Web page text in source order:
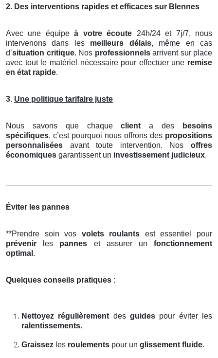
2. Des interventions rapides et efficaces sur Blennes
Avec une équipeà votre écoute 24h/24 et 7j/7, nous
intervenons dans les meilleurs délais, même en cas
d’situation critique. Nos professionnelsarrivent sur place
avec tout le matériel nécessaire pour effectuer une remise
en état rapide.
3. Une politique tarifaire juste
Nous savons que chaqueclient a des
besoins
spécifiques, c’est pourquoi nous offrons des propositions
personnalisées avant toute intervention. Nos offres
économiques garantissent un investissement judicieux.
Éviter les pannes
**Prendre soin vos volets roulants est essentiel pour
prévenir les pannes et assurer unfonctionnement
optimal .
Quelques conseils pratiques :
Nettoyez régulièrement desguides pour éviter les
ralentissements.
Graissez les roulements pour un glissement fluide.